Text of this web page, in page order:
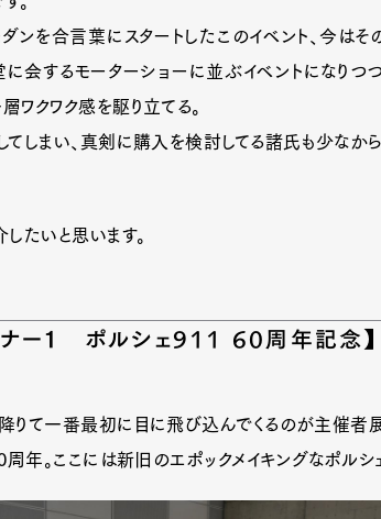
ダンを合言葉にスタートしたこのイベント、今は
会するモーターショーに並ぶイベントになりつ
ワクワク感を駆り立てる。
てしまい、真剣に購入を検討してる諸氏も少なか
たいと思います。
ナー１ ポルシェ911 60周年記念】
りて一番最初に目に飛び込んでくるのが主催者
年。ここには新旧のエポックメイキングなポルシ